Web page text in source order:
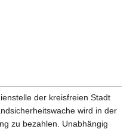
der kreisfreien Stadt
wird in der
zu bezahlen. Unabhängig